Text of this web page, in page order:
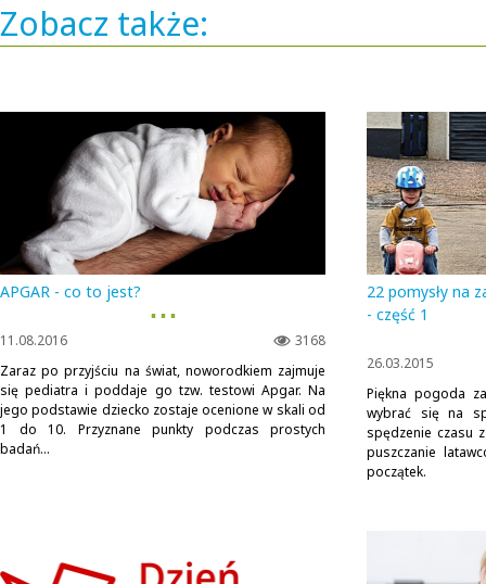
Zobacz także:
APGAR - co to jest?
▪ ▪ ▪
3168
11.08.2016
Zaraz po przyjściu na świat, noworodkiem zajmuje
się pediatra i poddaje go tzw. testowi Apgar. Na
jego podstawie dziecko zostaje ocenione w skali od
1 do 10. Przyznane punkty podczas prostych
badań...
22 pomysły na
- część 1
26.03.2015
Piękna pogoda
wybrać się na
spędzenie czasu
puszczanie
początek.